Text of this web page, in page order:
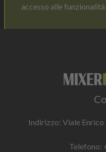
accesso alle
Indirizzo: Viale
Telefono: